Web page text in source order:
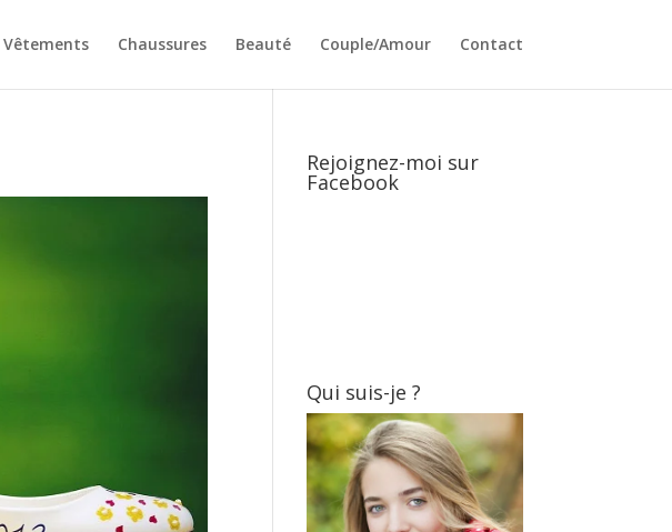
Vêtements Chaussures Beauté Couple/Amour Contact
Rejoignez-moi sur
Facebook
Qui suis-je ?